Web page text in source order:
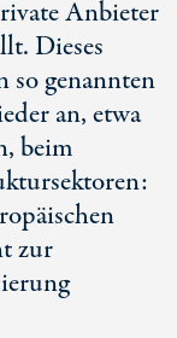
Anbieter
Dieses
genannten
an, etwa
beim
zur